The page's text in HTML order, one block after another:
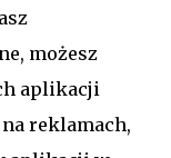
możesz
aplikacji
reklamach,